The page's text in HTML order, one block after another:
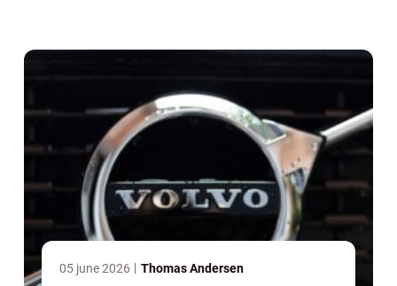
05 june 2026 Thomas Andersen